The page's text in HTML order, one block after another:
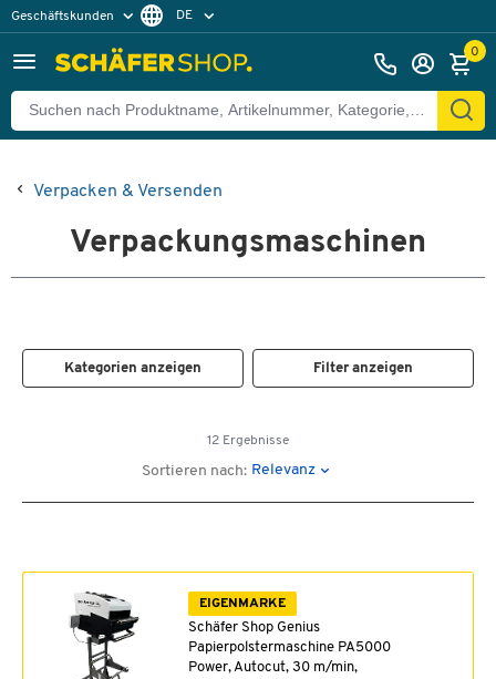
Geschäftskunden DE
0
Verpacken & Versenden
Verpackungsmaschinen
Kategorien anzeigen Filter anzeigen
12 Ergebnisse
Sortieren nach: Relevanz
EIGENMARKE
Schäfer Shop Genius
Papierpolstermaschine PA5000
Power, Autocut, 30 m/min,